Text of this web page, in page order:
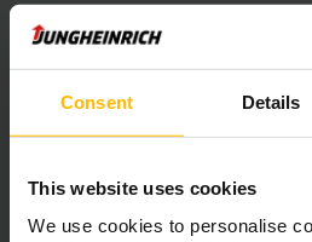
Consent Details
This website uses cookies
We use cookies to personalise
Trukkikaluston varaustilan
kustannuksia